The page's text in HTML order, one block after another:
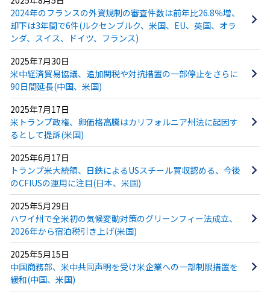
2024年のフランスの外資規制の審査件数は前年比26.8％増、
却下は3年間で6件(ルクセンブルク、米国、EU、英国、オラ
ンダ、スイス、ドイツ、フランス)
2025年7月30日
米中経済貿易協議、追加関税や対抗措置の一部停止をさらに
90日間延長(中国、米国)
2025年7月17日
米トランプ政権、卵価格高騰はカリフォルニア州法に起因す
るとして提訴(米国)
2025年6月17日
トランプ米大統領、日鉄によるUSスチール買収認める、今後
のCFIUSの運用に注目(日本、米国)
2025年5月29日
ハワイ州で全米初の気候変動対策のグリーンフィー法成立、
2026年から宿泊税引き上げ(米国)
2025年5月15日
中国商務部、米中共同声明を受け米企業への一部制限措置を
緩和(中国、米国)